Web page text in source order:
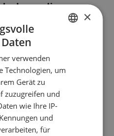
dann die
ohne
×
verwenden
Technologien, um
Gerät zu
zuzugreifen und
wie Ihre IP-
und
für